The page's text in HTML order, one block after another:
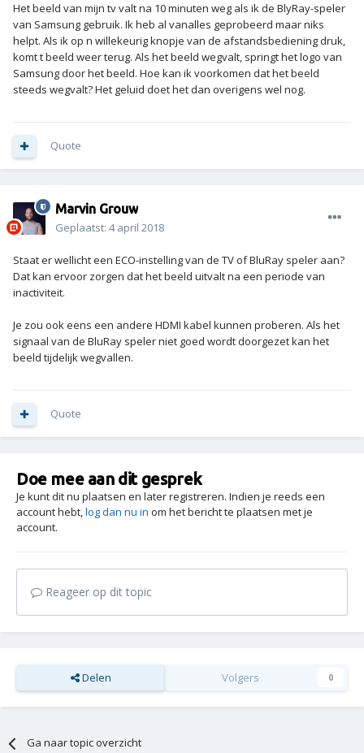
Het beeld van mijn tv valt na 10 minuten weg als ik de BlyRay-speler
van Samsung gebruik. Ik heb al vanalles geprobeerd maar niks
helpt. Als ik op n willekeurig knopje van de afstandsbediening druk,
komt t beeld weer terug. Als het beeld wegvalt, springt het logo van
Samsung door het beeld. Hoe kan ik voorkomen dat het beeld
steeds wegvalt? Het geluid doet het dan overigens wel nog.
Quote
Marvin Grouw
Geplaatst: 4 april 2018
Staat er wellicht een ECO-instelling van de TV of BluRay speler aan?
Dat kan ervoor zorgen dat het beeld uitvalt na een periode van
inactiviteit.
Je zou ook eens een andere HDMI kabel kunnen proberen. Als het
signaal van de BluRay speler niet goed wordt doorgezet kan het
beeld tijdelijk wegvallen.
Quote
Doe mee aan dit gesprek
Je kunt dit nu plaatsen en later registreren. Indien je reeds een
account hebt,log dan nu in om het bericht te plaatsen met je
account.
Reageer op dit topic
Delen Volgers 0
Ga naar topic overzicht